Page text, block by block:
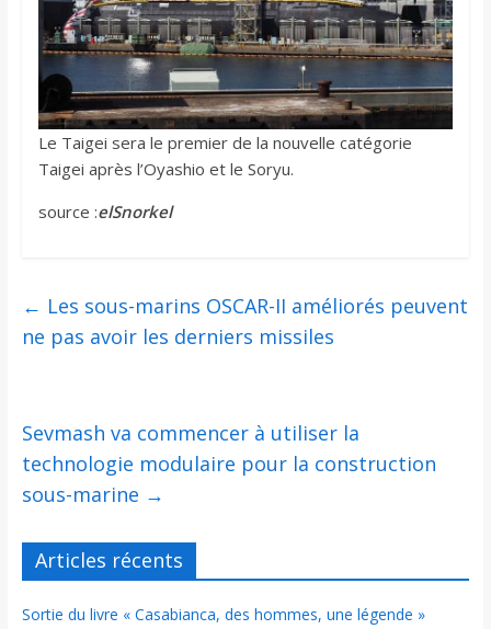
Le Taigei sera le premier de la nouvelle catégorie
Taigei après l’Oyashio et le Soryu.
source :elSnorkel
← Les sous-marins OSCAR-II améliorés peuvent
ne pas avoir les derniers missiles
Sevmash va commencer à utiliser la
technologie modulaire pour la construction
sous-marine →
Articles récents
Sortie du livre « Casabianca, des hommes, une légende »